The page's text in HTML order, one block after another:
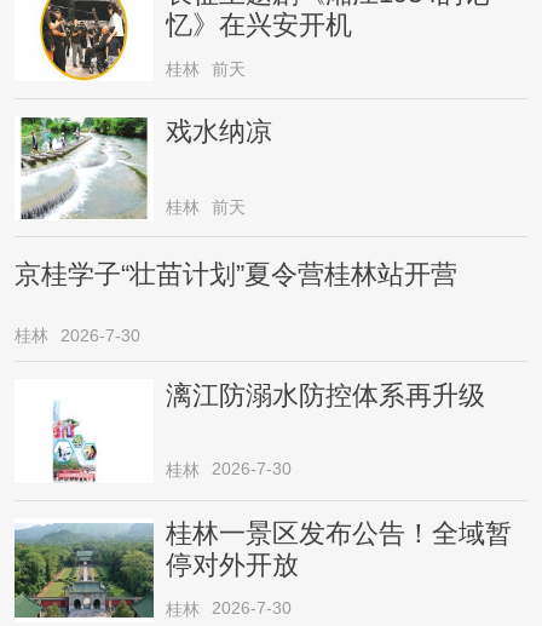
忆》在兴安开机
桂林 前天
戏水纳凉
桂林 前天
京桂学子“壮苗计划”夏令营桂林站开营
桂林 2026-7-30
漓江防溺水防控体系再升级
桂林 2026-7-30
桂林一景区发布公告！全域暂
停对外开放
桂林 2026-7-30